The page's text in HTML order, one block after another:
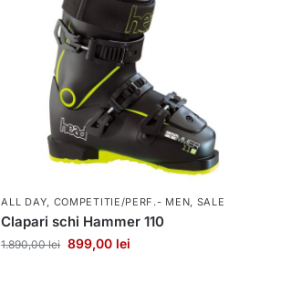
ALL DAY, COMPETITIE/PERF.- MEN, SALE
Clapari schi Hammer 110
1.890,00lei 899,00 lei